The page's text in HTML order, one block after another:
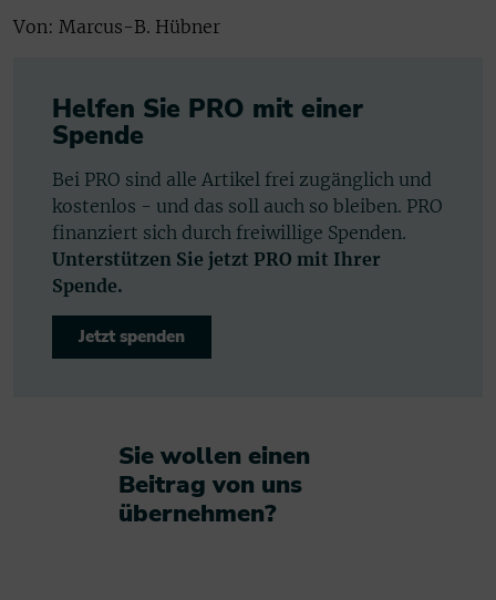
Von: Marcus-B. Hübner
Helfen Sie PRO mit einer
Spende
Bei PRO sind alle Artikel frei zugänglich und
kostenlos - und das soll auch so bleiben. PRO
finanziert sich durch freiwillige Spenden.
Unterstützen Sie jetzt PRO mit Ihrer
Spende.
Jetzt spenden
Sie wollen einen
Beitrag von uns
übernehmen?​